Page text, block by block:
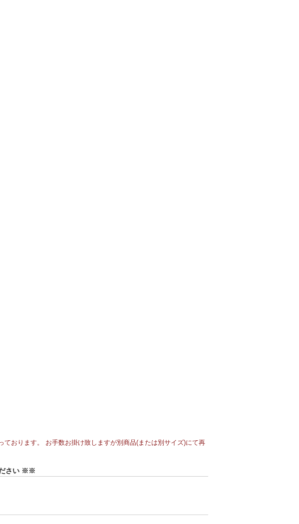
おります。 お手数お掛け致しますが別商品(または別サイズ)にて再
さい ※※